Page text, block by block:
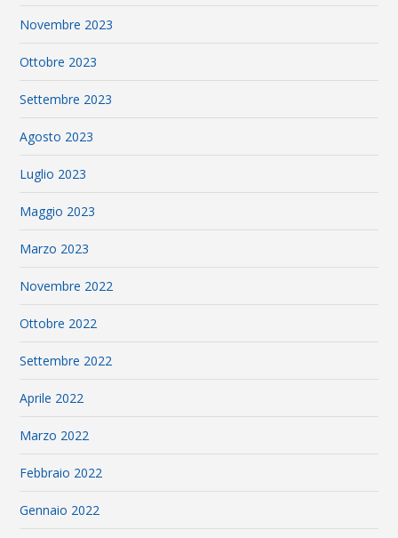
Novembre 2023
Ottobre 2023
Settembre 2023
Agosto 2023
Luglio 2023
Maggio 2023
Marzo 2023
Novembre 2022
Ottobre 2022
Settembre 2022
Aprile 2022
Marzo 2022
Febbraio 2022
Gennaio 2022